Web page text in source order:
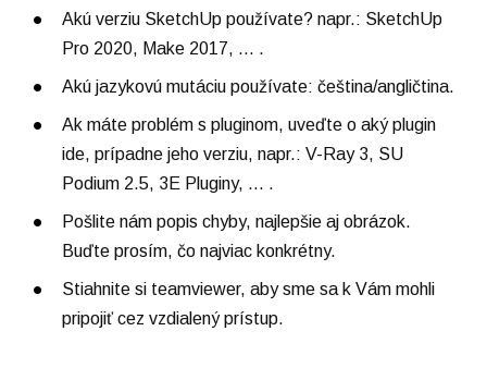
Akú verziu SketchUp používate? napr.: SketchUp
Pro 2020, Make 2017, ... .
Akú jazykovú mutáciu používate: čeština/angličtina.
Ak máte problém s pluginom, uveďte o aký plugin
ide, prípadne jeho verziu, napr.: V-Ray 3, SU
Podium 2.5, 3E Pluginy, ... .
Pošlite nám popis chyby, najlepšie aj obrázok.
Buďte prosím, čo najviac konkrétny.
Stiahnite si teamviewer, aby sme sa k Vám mohli
pripojiť cez vzdialený prístup.